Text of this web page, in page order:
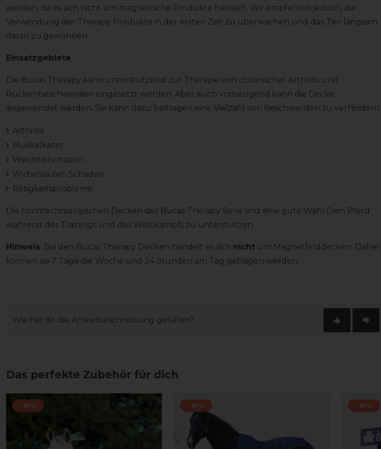
werden, da es sich nicht um magnetische Produkte handelt. Wir empfehlen jedoch, die
Verwendung der Therapy Produkte in der ersten Zeit zu überwachen und das Tier langsam
daran zu gewöhnen.
Einsatzgebiete
Die Bucas Therapy kann unterstützend zur Therapie von chronischer Arthritis und
Rückenbeschwerden eingesetzt werden. Aber auch vorbeugend kann die Decke
angewendet werden. Sie kann dazu beitragen eine Vielzahl von Beschwerden zu verhindern:
Arthritis
Muskelkater
Weichteilschaden
Wirbelsäulen Schäden
Rittigkeitsprobleme
Die hochtechnologischen Decken der Bucas Therapy Serie sind eine gute Wahl Dein Pferd
während des Trainings und des Wettkampfs zu unterstützen.
Hinweis: Bei den Bucas Therapy Decken handelt es sich nicht um Magnetfelddecken. Daher
können sie 7 Tage die Woche und 24 Stunden am Tag getragen werden.
Wie hat dir die Artikelbeschreibung gefallen?
Das perfekte Zubehör für dich
-10% -10% -10%